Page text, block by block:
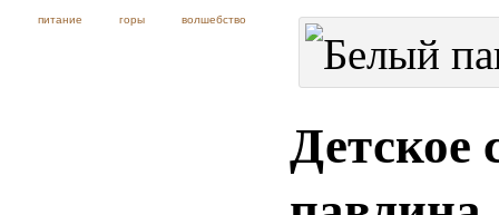
питание горы волшебство
Детское